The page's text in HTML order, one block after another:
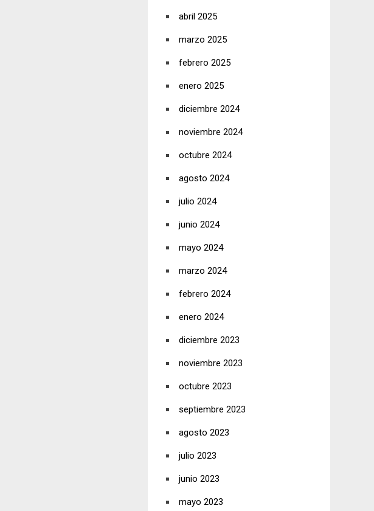
abril 2025
marzo 2025
febrero 2025
enero 2025
diciembre 2024
noviembre 2024
octubre 2024
agosto 2024
julio 2024
junio 2024
mayo 2024
marzo 2024
febrero 2024
enero 2024
diciembre 2023
noviembre 2023
octubre 2023
septiembre 2023
agosto 2023
julio 2023
junio 2023
mayo 2023